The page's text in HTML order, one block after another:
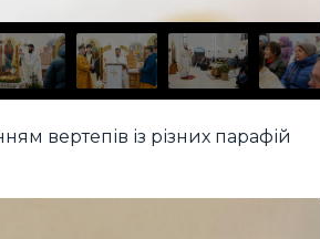
вертепів із різних парафій